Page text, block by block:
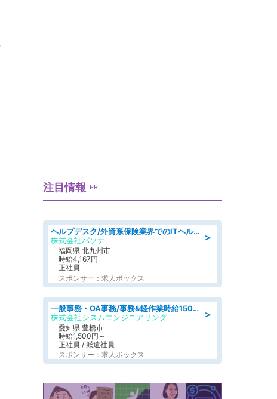
注目情報 PR
＞
ヘルプデスク/外資系保険業界でのITヘルプデスク業務/駅近/即日勤務可/ヘルプデスク
株式会社パソナ
福岡県 北九州市
時給4,167円
正社員
スポンサー：求人ボックス
＞
一般事務・OA事務/事務&軽作業時給1500円土日祝休み各種社保完備
株式会社シスムエンジニアリング
愛知県 豊橋市
時給1,500円～
正社員 / 派遣社員
スポンサー：求人ボックス